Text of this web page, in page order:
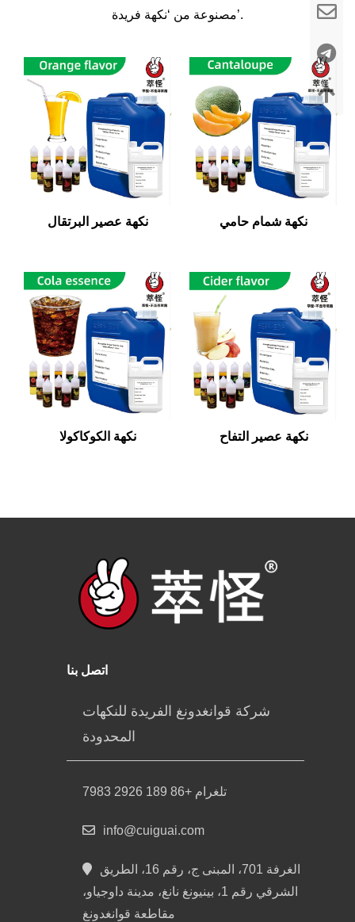
مصنوعة من ‘نكهة فريدة’.
نكهة عصير البرتقال نكهة شمام حامي
نكهة الكوكاكولا نكهة عصير التفاح
اتصل بنا
شركة قوانغدونغ الفريدة للنكهات
المحدودة
تلغرام +86 189 2926 7983
info@cuiguai.com
الغرفة 701، المبنى ج، رقم 16، الطريق
الشرقي رقم 1، بينيونغ نانغ، مدينة داوجياو،
مقاطعة قوانغدونغ